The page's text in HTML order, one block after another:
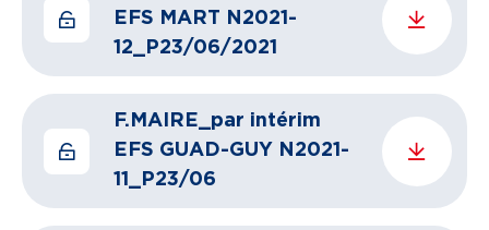
EFS MART N2021-
12_P23/06/2021
F.MAIRE_par intérim
EFS GUAD-GUY N2021-
11_P23/06